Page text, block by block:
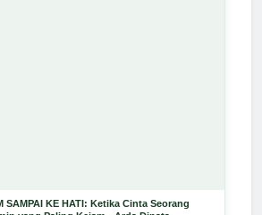
SAMPAI KE HATI: Ketika Cinta Seorang